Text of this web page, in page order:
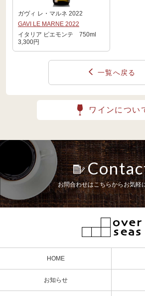
ガヴィ レ・マルネ 2022
GAVI LE MARNE 2022
イタリア ピエモンテ 750ml
3,300円
一覧へ戻る
ワインについ
お問合わせはこちらからお気軽
HOME
お知らせ